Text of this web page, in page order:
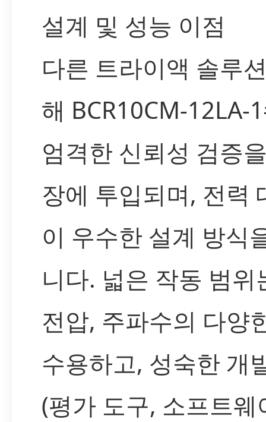
설계 및 성능 이점
다른 트라이액 솔루
해 BCR10CM-12LA-
엄격한 신뢰성 검증
장에 투입되며, 전력
이 우수한 설계 방식
니다. 넓은 작동 범위
전압, 주파수의 다양
수용하고, 성숙한 개
(평가 도구, 소프트웨